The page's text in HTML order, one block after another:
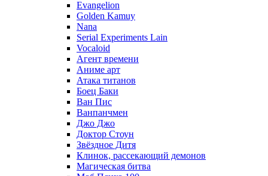
Evangelion
Golden Kamuy
Nana
Serial Experiments Lain
Vocaloid
Агент времени
Аниме арт
Атака титанов
Боец Баки
Ван Пис
Ванпанчмен
Джо Джо
Доктор Стоун
Звёздное Дитя
Клинок, рассекающий демонов
Магическая битва